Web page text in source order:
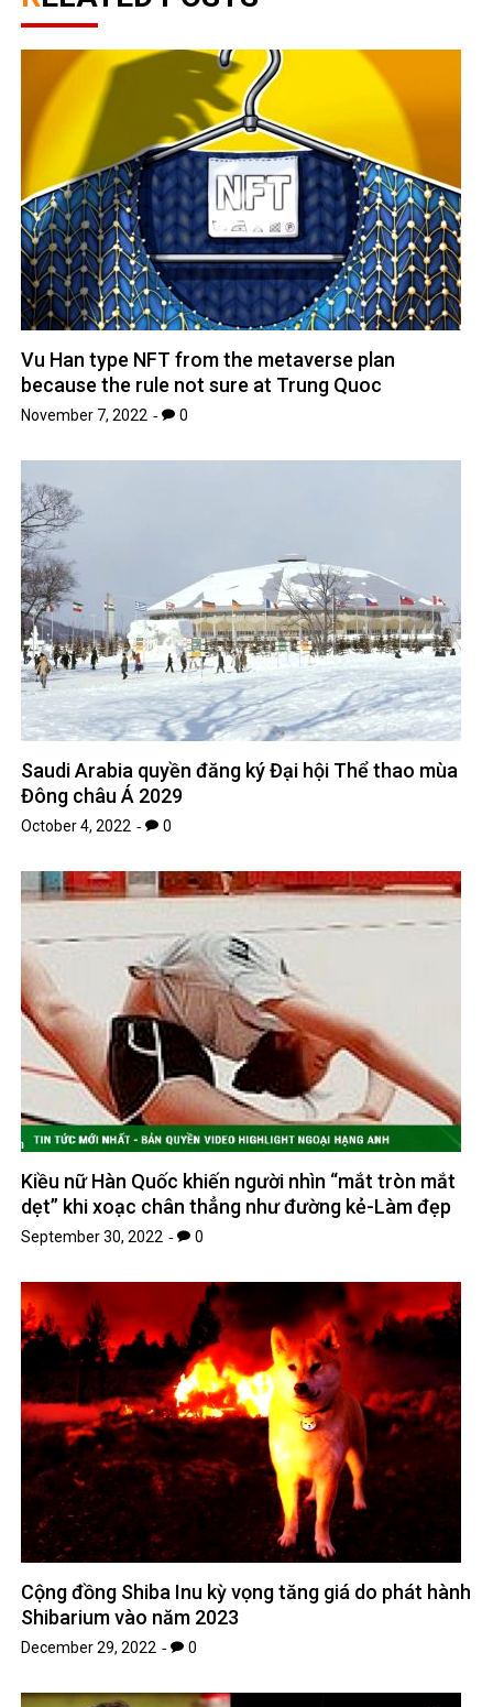
Vu Han type NFT from the metaverse plan
because the rule not sure at Trung Quoc
November 7, 2022 0
Saudi Arabia quyền đăng ký Đại hội Thể thao mùa
Đông châu Á 2029
October 4, 2022 0
Kiều nữ Hàn Quốc khiến người nhìn “mắt tròn mắt
dẹt” khi xoạc chân thẳng như đường kẻ-Làm đẹp
September 30, 2022 0
Cộng đồng Shiba Inu kỳ vọng tăng giá do phát hành
Shibarium vào năm 2023
December 29, 2022 0